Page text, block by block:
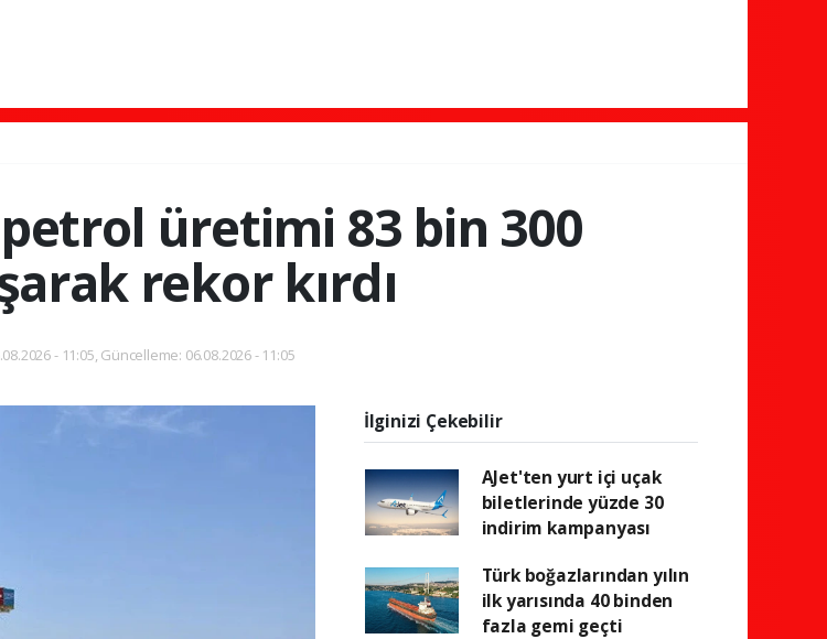
üretimi 83 bin 300
rekor kırdı
- 11:05, Güncelleme: 06.08.2026 - 11:05
İlginizi Çekebilir
AJet'ten yurt içi uçak
biletlerinde yüzde 30
indirim kampanyası
Türk boğazlarından yılın
ilk yarısında 40 binden
fazla gemi geçti